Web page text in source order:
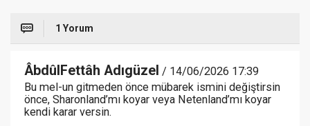
1 Yorum
ÂbdûlFettâh Adıgüzel / 14/06/2026 17:39
Bu mel-un gitmeden önce mübarek ismini değiştirsin
önce, Sharonland’mı koyar veya Netenland’mı koyar
kendi karar versin.